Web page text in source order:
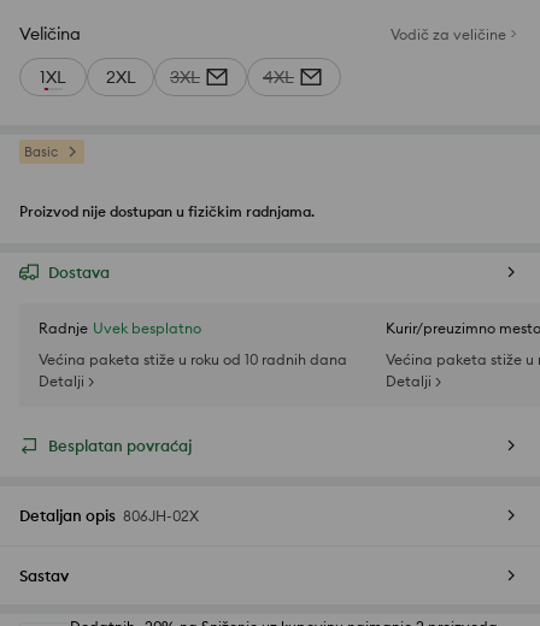
Veličina Vodič za veličine
1XL 2XL 3XL 4XL
Basic
Proizvod nije dostupan u fizičkim radnjama.
Dostava
Radnje Uvek besplatno
Većina paketa stiže u roku od 10 radnih dana
Detalji >
Kurir/preuzimno mesto
Većina paketa stiže u
Detalji >
Besplatan povraćaj
Detaljan opis 806JH-02X
Sastav